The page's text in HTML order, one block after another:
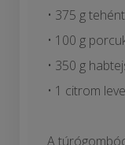
• 375 g
• 100 g
• 350 g
• 1 citrom
A